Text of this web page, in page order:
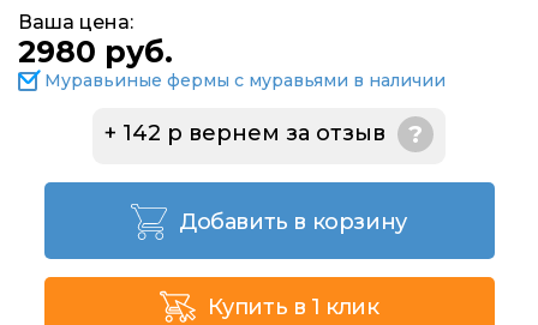
Ваша цена:
2980 руб.
Муравьиные фермы с муравьями в наличии
+ 142 р вернем за отзыв ?
Добавить в корзину
Купить в 1 клик